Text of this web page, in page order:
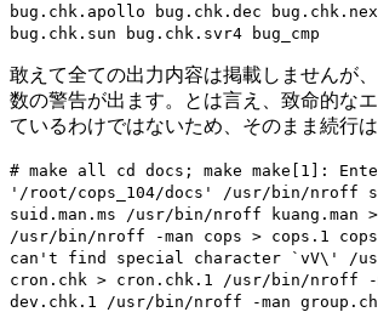
bug.chk.apollo bug.chk.dec
bug.chk.sun bug.chk.svr4 bug_cmp
敢えて全ての出力内容は掲載しませんが
数の警告が出ます。とは言え、致命的な
ているわけではないため、そのまま続行は
# make all cd docs; make make[1]:
'/root/cops_104/docs' /usr/bin/nroff
suid.man.ms /usr/bin/nroff kuang.man >
/usr/bin/nroff -man cops > cops.1
can't find special character `vV\' /
cron.chk > cron.chk.1 /usr/bin/nroff -
dev.chk.1 /usr/bin/nroff -man